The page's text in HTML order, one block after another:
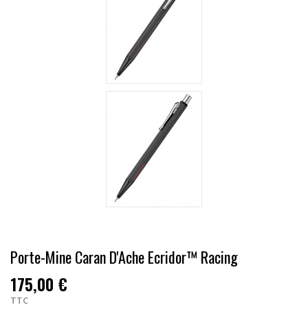
Porte-Mine Caran D'Ache Ecridor™ Racing
175,00 €
TTC